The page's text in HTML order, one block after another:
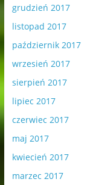
grudzień 2017
listopad 2017
październik 2017
wrzesień 2017
sierpień 2017
lipiec 2017
czerwiec 2017
maj 2017
kwiecień 2017
marzec 2017